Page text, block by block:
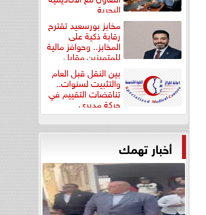
البحرية
مخابز بورسعيد تقترح
رقابة ذكية على
المخابز.. وحوافز مالية
للمتميزين مقابل
بين النقل قبل العام
والتثبيت لسنوات..
تناقضات التقييم في
حركة مديري
”مستشفيات...
أخبار تهمك